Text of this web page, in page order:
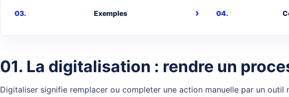
Exemples
01. La digitalisation : rendre un
Digitaliser signifie remplacer ou completer une action manuelle par un outil